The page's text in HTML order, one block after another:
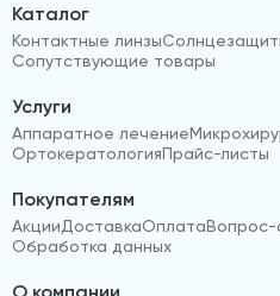
Каталог
Контактные линзы
Сопутствующие товары
Услуги
Аппаратное лечение
ОртокератологияПрайс-листы
Покупателям
АкцииДоставкаОплатаВопрос-
Обработка данных